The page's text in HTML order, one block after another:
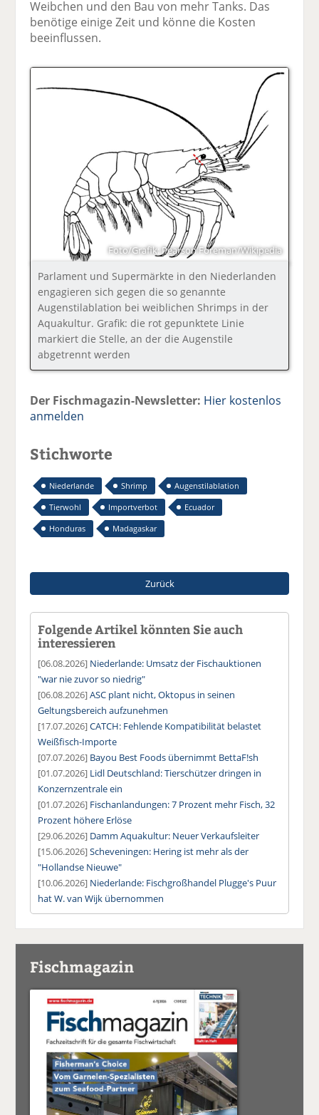
Weibchen und den Bau von mehr Tanks. Das
benötige einige Zeit und könne die Kosten
beeinflussen.
Foto/Grafik: Pearson Foreman/Wikipedia
Parlament und Supermärkte in den Niederlanden
engagieren sich gegen die so genannte
Augenstilablation bei weiblichen Shrimps in der
Aquakultur. Grafik: die rot gepunktete Linie
markiert die Stelle, an der die Augenstile
abgetrennt werden
Der Fischmagazin-Newsletter: Hier kostenlos
anmelden
Stichworte
Niederlande Shrimp
Augenstilablation
Tierwohl
Importverbot
Ecuador
Honduras
Madagaskar
Zurück
Folgende Artikel könnten Sie auch
interessieren
[06.08.2026] Niederlande: Umsatz der Fischauktionen
"war nie zuvor so niedrig"
[06.08.2026]ASC plant nicht, Oktopus in seinen
Geltungsbereich aufzunehmen
[17.07.2026]CATCH: Fehlende Kompatibilität belastet
Weißfisch-Importe
[07.07.2026] Bayou Best Foods übernimmt BettaF!sh
[01.07.2026] Lidl Deutschland: Tierschützer dringen in
Konzernzentrale ein
[01.07.2026] Fischanlandungen: 7 Prozent mehr Fisch, 32
Prozent höhere Erlöse
[29.06.2026] Damm Aquakultur: Neuer Verkaufsleiter
[15.06.2026]Scheveningen: Hering ist mehr als der
"Hollandse Nieuwe"
[10.06.2026] Niederlande: Fischgroßhandel Plugge's Puur
hat W. van Wijk übernommen
Fischmagazin